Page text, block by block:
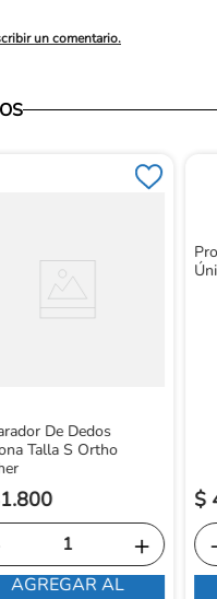
un comentario.
De Dedos
Talla S Ortho
.800
＋
AGREGAR AL
$